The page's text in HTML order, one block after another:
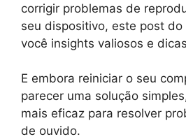
corrigir problemas de
seu dispositivo, este post
você insights valiosos e
E embora reiniciar o seu
parecer uma solução
mais eficaz para resolver
de ouvido.